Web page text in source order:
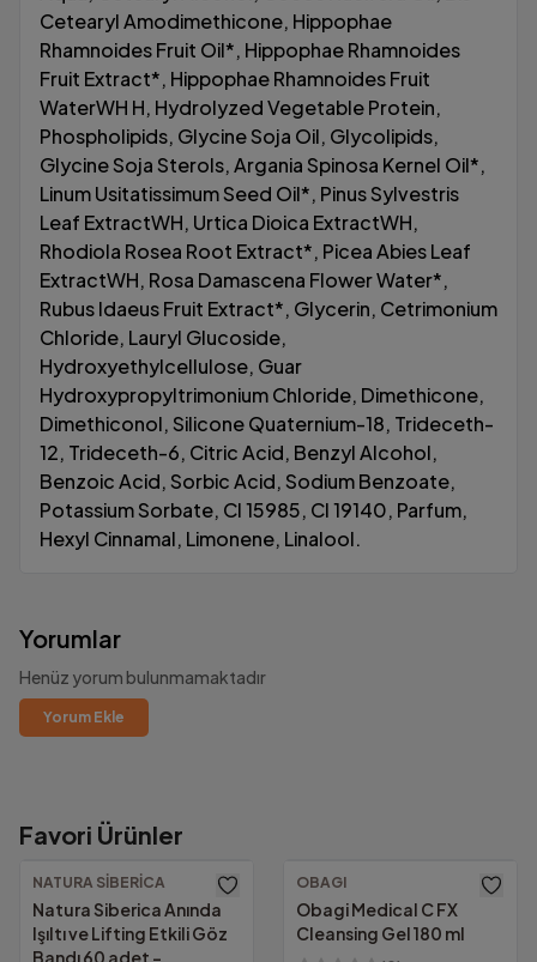
Cetearyl Amodimethicone, Hippophae
Rhamnoides Fruit Oil*, Hippophae Rhamnoides
Fruit Extract*, Hippophae Rhamnoides Fruit
WaterWH H, Hydrolyzed Vegetable Protein,
Phospholipids, Glycine Soja Oil, Glycolipids,
Glycine Soja Sterols, Argania Spinosa Kernel Oil*,
Linum Usitatissimum Seed Oil*, Pinus Sylvestris
Leaf ExtractWH, Urtica Dioica ExtractWH,
Rhodiola Rosea Root Extract*, Picea Abies Leaf
ExtractWH, Rosa Damascena Flower Water*,
Rubus Idaeus Fruit Extract*, Glycerin, Cetrimonium
Chloride, Lauryl Glucoside,
Hydroxyethylcellulose, Guar
Hydroxypropyltrimonium Chloride, Dimethicone,
Dimethiconol, Silicone Quaternium-18, Trideceth-
12, Trideceth-6, Citric Acid, Benzyl Alcohol,
Benzoic Acid, Sorbic Acid, Sodium Benzoate,
Potassium Sorbate, CI 15985, CI 19140, Parfum,
Hexyl Cinnamal, Limonene, Linalool.
Yorumlar
Henüz yorum bulunmamaktadır
Yorum Ekle
1000₺ Üzeri Ücretsiz Kargo!
KVKK Uyumu ve güvenlik sertifikalarımızla
tüm bilgileriniz güvencemiz altında.
Favori Ürünler
NATURA SIBERICA
Natura Siberica Anında
Işıltı ve Lifting Etkili Göz
Bandı 60 adet -
OBAGI
Obagi Medical C FX
Cleansing Gel 180 ml